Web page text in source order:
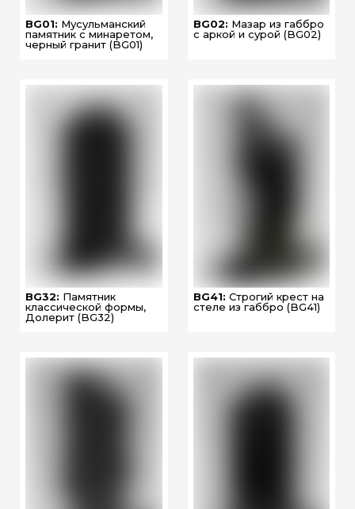
BG01: Мусульманский
памятник с минаретом,
черный гранит (BG01)
BG02: Мазар из габбро
с аркой и сурой (BG02)
BG32: Памятник
классической формы,
Долерит (BG32)
BG41: Строгий крест на
стеле из габбро (BG41)